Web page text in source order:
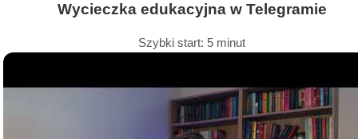
Wycieczka edukacyjna w Telegramie
Szybki start: 5 minut